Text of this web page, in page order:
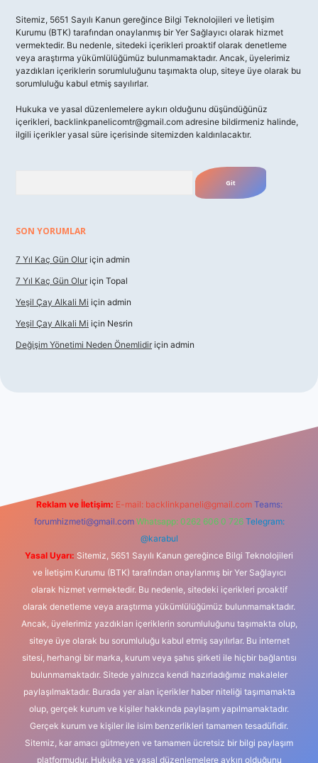
Sitemiz, 5651 Sayılı Kanun gereğince Bilgi Teknolojileri ve İletişim
Kurumu (BTK) tarafından onaylanmış bir Yer Sağlayıcı olarak hizmet
vermektedir. Bu nedenle, sitedeki içerikleri proaktif olarak denetleme
veya araştırma yükümlülüğümüz bulunmamaktadır. Ancak, üyelerimiz
yazdıkları içeriklerin sorumluluğunu taşımakta olup, siteye üye olarak bu
sorumluluğu kabul etmiş sayılırlar.
Hukuka ve yasal düzenlemelere aykırı olduğunu düşündüğünüz
içerikleri, backlinkpanelicomtr@gmail.com adresine bildirmeniz halinde,
ilgili içerikler yasal süre içerisinde sitemizden kaldırılacaktır.
SON YORUMLAR
7 Yıl Kaç Gün Olur için admin
7 Yıl Kaç Gün Olur için Topal
Yeşil Çay Alkali Mi için admin
Yeşil Çay Alkali Mi için Nesrin
Değişim Yönetimi Neden Önemlidir için admin
Reklam ve İletişim: E-mail: backlinkpaneli@gmail.com Teams:
forumhizmeti@gmail.com Whatsapp: 0262 606 0 726 Telegram:
@karabul
Yasal Uyarı: Sitemiz, 5651 Sayılı Kanun gereğince Bilgi Teknolojileri
ve İletişim Kurumu (BTK) tarafından onaylanmış bir Yer Sağlayıcı
olarak hizmet vermektedir. Bu nedenle, sitedeki içerikleri proaktif
olarak denetleme veya araştırma yükümlülüğümüz bulunmamaktadır.
Ancak, üyelerimiz yazdıkları içeriklerin sorumluluğunu taşımakta olup,
siteye üye olarak bu sorumluluğu kabul etmiş sayılırlar. Bu internet
sitesi, herhangi bir marka, kurum veya şahıs şirketi ile hiçbir bağlantısı
bulunmamaktadır. Sitede yalnızca kendi hazırladığımız makaleler
paylaşılmaktadır. Burada yer alan içerikler haber niteliği taşımamakta
olup, gerçek kurum ve kişiler hakkında paylaşım yapılmamaktadır.
Gerçek kurum ve kişiler ile isim benzerlikleri tamamen tesadüfidir.
Sitemiz, kar amacı gütmeyen ve tamamen ücretsiz bir bilgi paylaşım
platformudur. Hukuka ve yasal düzenlemelere aykırı olduğunu